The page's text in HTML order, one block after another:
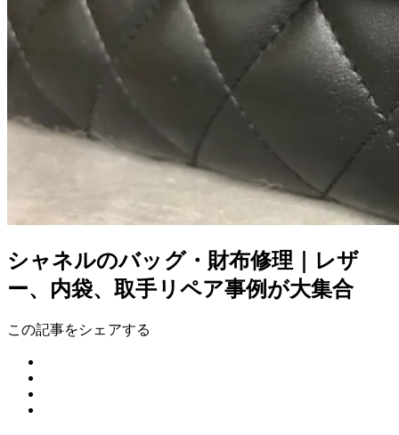
シャネルのバッグ・財布修理｜レザ
ー、内袋、取手リペア事例が大集合
この記事をシェアする